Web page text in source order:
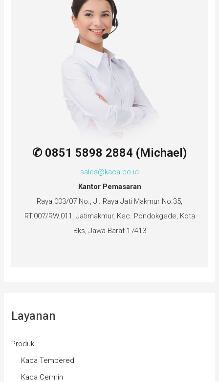
✆ 0851 5898 2884 (Michael)
sales@kaca.co.id
Kantor Pemasaran
Raya 003/07 No., Jl. Raya Jati Makmur No.35,
RT.007/RW.011, Jatimakmur, Kec. Pondokgede, Kota
Bks, Jawa Barat 17413
Layanan
Produk
Kaca Tempered
Kaca Cermin